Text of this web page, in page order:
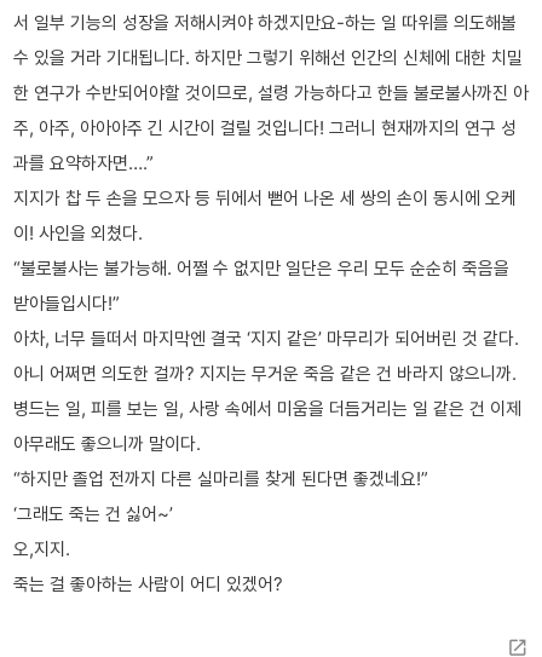
서 일부 기능의 성장을 저해시켜야 하겠지만요-하는 일 따위를 의도해볼
수 있을 거라 기대됩니다. 하지만 그렇기 위해선 인간의 신체에 대한 치밀
한 연구가 수반되어야할 것이므로, 설령 가능하다고 한들 불로불사까진 아
주, 아주, 아아아주 긴 시간이 걸릴 것입니다! 그러니 현재까지의 연구 성
과를 요약하자면….”
지지가 찹 두 손을 모으자 등 뒤에서 뻗어 나온 세 쌍의 손이 동시에 오케
이! 사인을 외쳤다.
“불로불사는 불가능해. 어쩔 수 없지만 일단은 우리 모두 순순히 죽음을
받아들입시다!”
아차, 너무 들떠서 마지막엔 결국 ‘지지 같은’ 마무리가 되어버린 것 같다.
아니 어쩌면 의도한 걸까? 지지는 무거운 죽음 같은 건 바라지 않으니까.
병드는 일, 피를 보는 일, 사랑 속에서 미움을 더듬거리는 일 같은 건 이제
아무래도 좋으니까 말이다.
“하지만 졸업 전까지 다른 실마리를 찾게 된다면 좋겠네요!”
‘그래도 죽는 건 싫어~’
오,지지.
죽는 걸 좋아하는 사람이 어디 있겠어?
open_in_new